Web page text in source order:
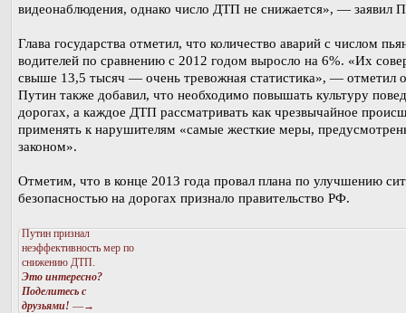
видеонаблюдения, однако число ДТП не снижается», — заявил
Глава государства отметил, что количество аварий с числом
водителей по сравнению с 2012 годом выросло на 6%. «Их
свыше 13,5 тысяч — очень тревожная статистика», — отметил
Путин также добавил, что необходимо повышать культуру
дорогах, а каждое ДТП рассматривать как чрезвычайное
применять к нарушителям «самые жесткие меры,
законом».
Отметим, что в конце 2013 года провал плана по улучшению
безопасностью на дорогах признало правительство РФ.
Путин признал
неэффективность мер по
снижению ДТП.
Это интересно?
Поделитесь с
друзьями! —→